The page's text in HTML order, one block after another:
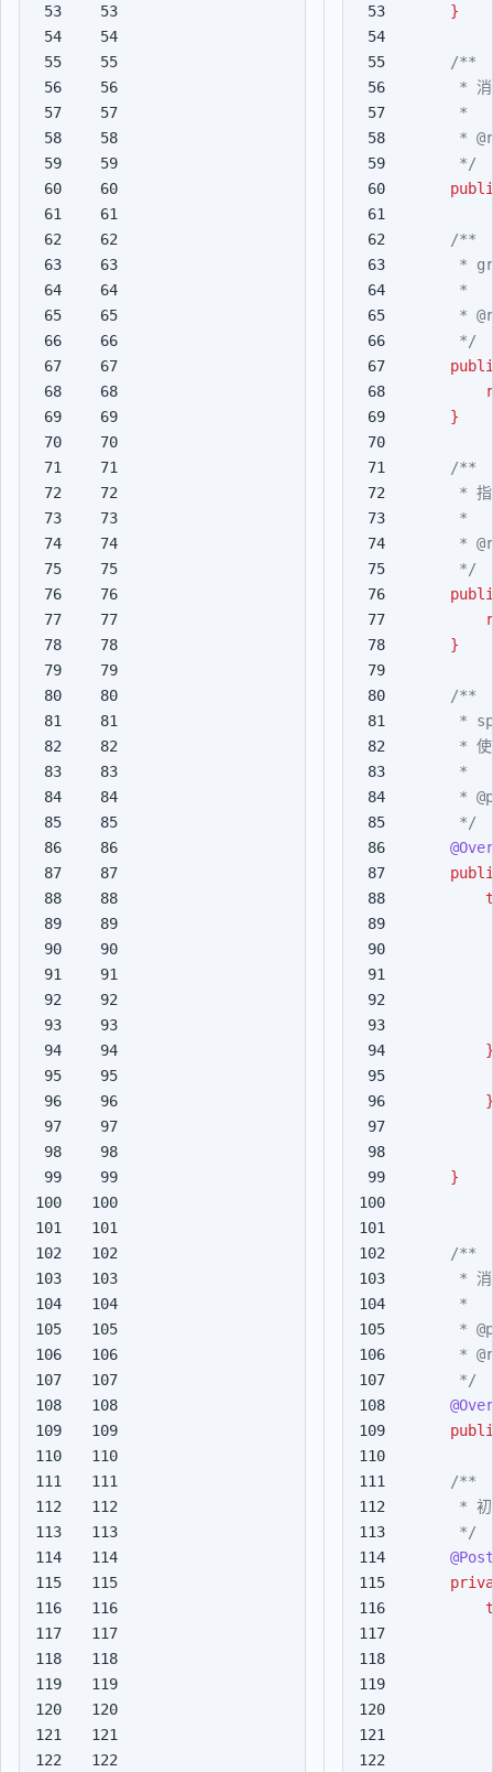
53
54
55
56
57
58
59
60
61
62
63
64
65
66
67
68
69
70
71
72
73
74
75
76
77
78
79
80
81
82
83
84
85
86
87
88
89
90
91
92
93
94
95
96
97
98
99
100
101
102
103
104
105
106
107
108
109
110
111
112
113
114
115
116
117
118
119
120
121
122
53
54
55
56
57
58
59
60
63
64
65
66
67
68
69
70
73
74
75
76
77
78
79
80
83
84
85
86
87
88
89
90
93
94
95
96
97
98
99
100
103
104
105
106
107
108
109
110
113
114
115
116
117
118
119
120
53
54
55
56
57
58
59
60
61
62
63
64
65
66
67
68
69
70
71
72
73
74
75
76
77
78
79
80
81
82
83
84
85
86
87
88
89
90
91
92
93
94
95
96
97
98
99
100
101
102
103
104
105
106
107
108
109
110
111
112
113
114
115
116
117
118
119
120
121
122
}
     */
     */
}
     */
}
     */
}
}
}
     */
     */